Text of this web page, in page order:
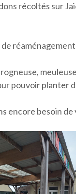
récoltés sur
pouvoir planter
encore besoin